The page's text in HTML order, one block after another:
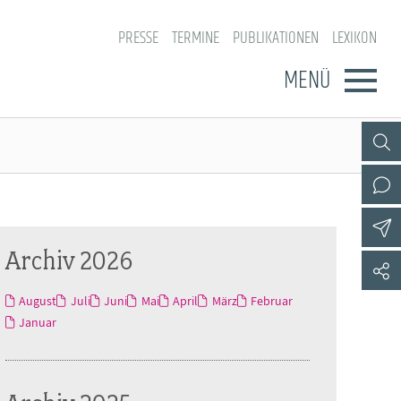
PRESSE TERMINE PUBLIKATIONEN LEXIKON
MENÜ
Archiv 2026
August Juli Juni Mai April März
Februar
Januar